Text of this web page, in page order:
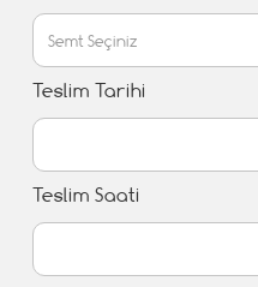
Teslim Tarihi
Teslim Saati